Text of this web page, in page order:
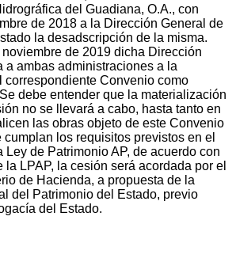
del Guadiana, O.A., con
de 2018 a la Dirección General de
la desadscripción de la misma.
de 2019 dicha Dirección
a ambas administraciones a la
correspondiente Convenio como
debe entender que la materialización
no se llevará a cabo, hasta tanto en
las obras objeto de este Convenio
cumplan los requisitos previstos en el
Ley de Patrimonio AP, de acuerdo con
la LPAP, la cesión será acordada por el
de Hacienda, a propuesta de la
del Patrimonio del Estado, previo
del Estado.